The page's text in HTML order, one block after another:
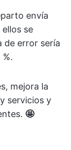
envía
se
de error sería
mejora la
servicios y
🤩